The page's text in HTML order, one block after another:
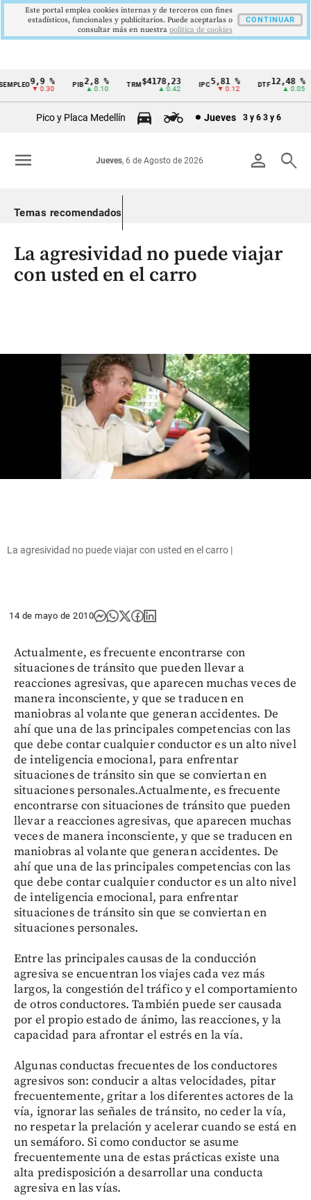
Cintillo
Colombia
9,9 %
▼ 0.30
PIB2,8 %
▲ 0.10
TRM$4178,23
▲ 0.42
5,81 %
▼ 0.12
DTF12,48 %
▲ 0.05
Pico y Placa Medellín Jueves 3 y 6 3 y 6
person search
Jueves, 6 de Agosto de 2026
menu
Temas recomendados
La agresividad no puede viajar
con usted en el carro
La agresividad no puede viajar con usted en el carro |
14 de mayo de 2010
Actualmente, es frecuente encontrarse con
situaciones de tránsito que pueden llevar a
reacciones agresivas, que aparecen muchas veces de
manera inconsciente, y que se traducen en
maniobras al volante que generan accidentes. De
ahí que una de las principales competencias con las
que debe contar cualquier conductor es un alto nivel
de inteligencia emocional, para enfrentar
situaciones de tránsito sin que se conviertan en
situaciones personales.Actualmente, es frecuente
encontrarse con situaciones de tránsito que pueden
llevar a reacciones agresivas, que aparecen muchas
veces de manera inconsciente, y que se traducen en
maniobras al volante que generan accidentes. De
ahí que una de las principales competencias con las
que debe contar cualquier conductor es un alto nivel
de inteligencia emocional, para enfrentar
situaciones de tránsito sin que se conviertan en
situaciones personales.
Entre las principales causas de la conducción
agresiva se encuentran los viajes cada vez más
largos, la congestión del tráfico y el comportamiento
de otros conductores. También puede ser causada
por el propio estado de ánimo, las reacciones, y la
capacidad para afrontar el estrés en la vía.
Algunas conductas frecuentes de los conductores
agresivos son: conducir a altas velocidades, pitar
frecuentemente, gritar a los diferentes actores de la
vía, ignorar las señales de tránsito, no ceder la vía,
no respetar la prelación y acelerar cuando se está en
un semáforo. Si como conductor se asume
frecuentemente una de estas prácticas existe una
alta predisposición a desarrollar una conducta
agresiva en las vías.
Este portal emplea cookies internas y de terceros con fines
estadísticos, funcionales y publicitarios. Puede aceptarlas o
consultar más en nuestra politica de cookies
CONTINUAR